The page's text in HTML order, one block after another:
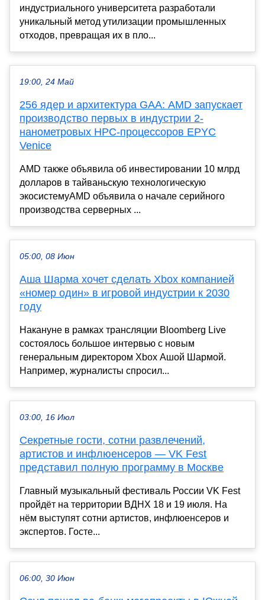
индустриального университета разработали
уникальный метод утилизации промышленных
отходов, превращая их в пло...
19:00, 24 Май
256 ядер и архитектура GAA: AMD запускает
производство первых в индустрии 2-
нанометровых HPC-процессоров EPYC
Venice
AMD также объявила об инвестировании 10 млрд
долларов в тайваньскую технологическую
экосистемуAMD объявила о начале серийного
производства серверных ...
05:00, 08 Июн
Аша Шарма хочет сделать Xbox компанией
«номер один» в игровой индустрии к 2030
году
Накануне в рамках трансляции Bloomberg Live
состоялось большое интервью с новым
генеральным директором Xbox Ашой Шармой.
Например, журналисты спросил...
03:00, 16 Июл
Секретные гости, сотни развлечений,
артистов и инфлюенсеров — VK Fest
представил полную программу в Москве
Главный музыкальный фестиваль России VK Fest
пройдёт на территории ВДНХ 18 и 19 июля. На
нём выступят сотни артистов, инфлюенсеров и
экспертов. Госте...
06:00, 30 Июн